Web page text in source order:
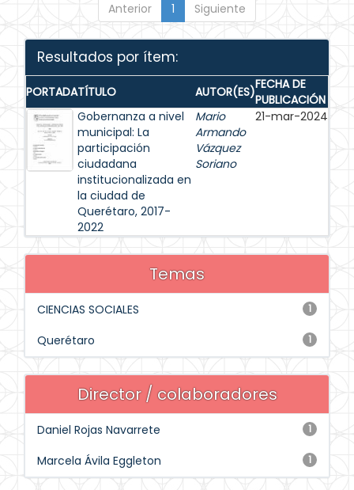
Anterior 1 Siguiente
Resultados por ítem:
PORTADATÍTULO AUTOR(ES)FECHA DE
PUBLICACIÓN
Gobernanza a nivel
municipal: La
participación
ciudadana
institucionalizada en
la ciudad de
Querétaro, 2017-
2022
Mario
Armando
Vázquez
Soriano
21-mar-2024
Temas
1
CIENCIAS SOCIALES
1
Querétaro
Director / colaboradores
1
Daniel Rojas Navarrete
1
Marcela Ávila Eggleton